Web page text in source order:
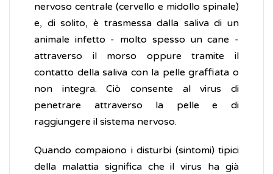
nervoso centrale (cervello e midollo spinale)
e, di solito, è trasmessa dalla saliva di un
animale infetto - molto spesso un cane -
attraverso il morso oppure tramite il
contatto della saliva con la pelle graffiata o
non integra. Ciò consente al virus di
penetrare attraverso la pelle e di
raggiungere il sistema nervoso.
Quando compaiono i disturbi (sintomi) tipici
della malattia significa che il virus ha già